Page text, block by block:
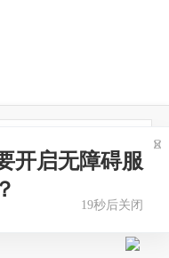
开启无障碍服
19秒后关闭
